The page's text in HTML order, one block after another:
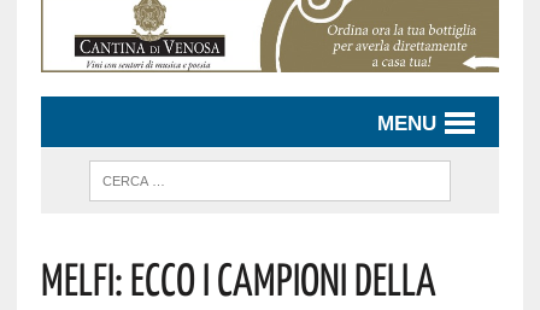
MENU
MELFI: ECCO I CAMPIONI DELLA